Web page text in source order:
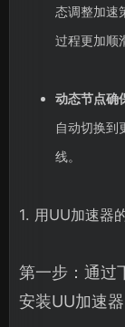
态调整加速
过程更加顺
动态节点确
自动切换到
线。
1. 用UU加速器
第一步：通过
安装UU加速器